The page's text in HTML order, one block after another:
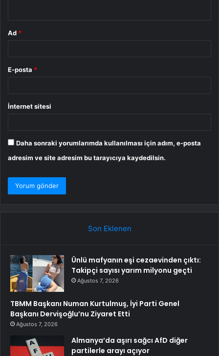
Ad *
E-posta *
İnternet sitesi
Daha sonraki yorumlarımda kullanılması için adım, e-posta
adresim ve site adresim bu tarayıcıya kaydedilsin.
Son Eklenen
Ünlü mafyanın eşi cezaevinden çıktı:
Takipçi sayısı yarım milyonu geçti
Ağustos 7, 2026
TBMM Başkanı Numan Kurtulmuş, İyi Parti Genel
Başkanı Dervişoğlu’nu Ziyaret Etti
Ağustos 7, 2026
Almanya’da aşırı sağcı AfD diğer
partilerle arayı açıyor